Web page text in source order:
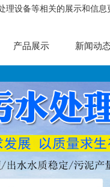
理设备等相关的展示和信息
产品展示 新闻动